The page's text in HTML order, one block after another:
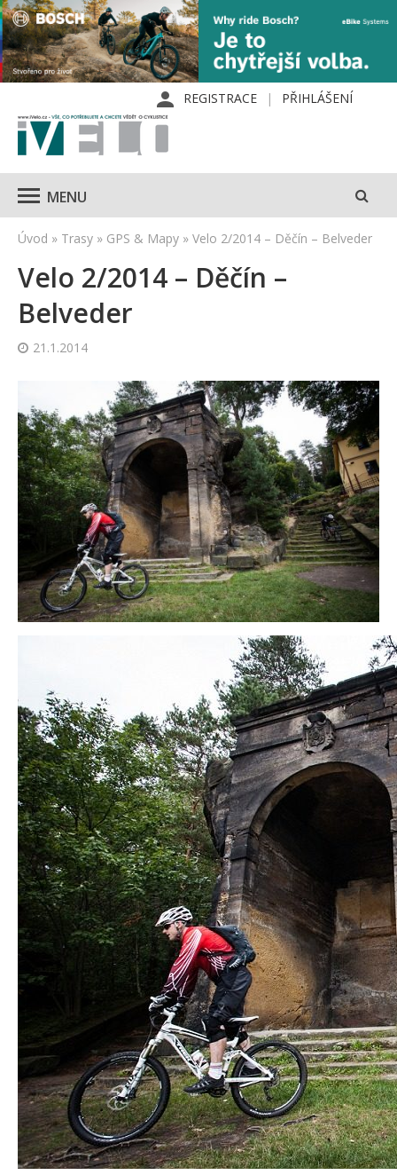
REGISTRACE PŘIHLÁŠENÍ
MENU
Úvod » Trasy » GPS & Mapy » Velo 2/2014 – Děčín – Belveder
Velo 2/2014 – Děčín –
Belveder
21.1.2014